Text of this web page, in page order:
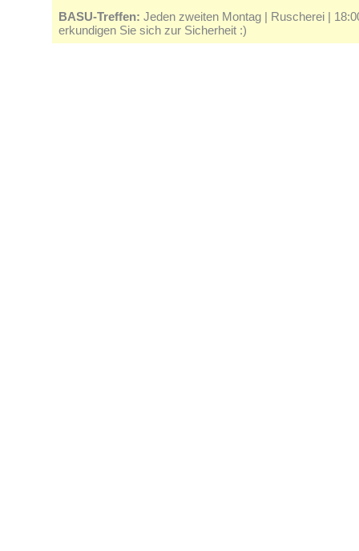
BASU-Treffen: Jeden zweiten Montag | Ruscherei |
erkundigen Sie sich zur Sicherheit :)